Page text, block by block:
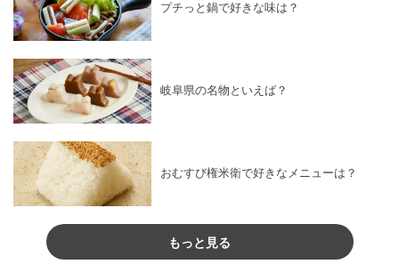
プチっと鍋で好きな味は？
岐阜県の名物といえば？
おむすび権米衛で好きなメニューは？
もっと見る